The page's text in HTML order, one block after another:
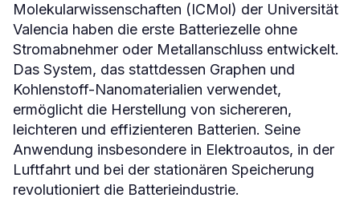
Molekularwissenschaften (ICMol) der Universität
Valencia haben die erste Batteriezelle ohne
Stromabnehmer oder Metallanschluss entwickelt.
Das System, das stattdessen Graphen und
Kohlenstoff-Nanomaterialien verwendet,
ermöglicht die Herstellung von sichereren,
leichteren und effizienteren Batterien. Seine
Anwendung insbesondere in Elektroautos, in der
Luftfahrt und bei der stationären Speicherung
revolutioniert die Batterieindustrie.